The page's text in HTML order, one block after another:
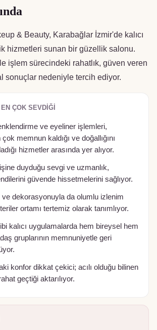
& Beauty, Karabağlar İzmir'de kalıcı
hizmetleri sunan bir güzellik salonu.
işlem sürecindeki rahatlık, güven veren
sonuçlar nedeniyle tercih ediyor.
ÇOK SEVDIĞI
ve eyeliner işlemleri,
memnun kaldığı ve doğallığını
hizmetler arasında yer alıyor.
duyduğu sevgi ve uzmanlık,
güvende hissetmelerini sağlıyor.
dekorasyonuyla da olumlu izlenim
ortamı tertemiz olarak tanımlıyor.
kalıcı uygulamalarda hem bireysel hem
gruplarının memnuniyetle geri
konfor dikkat çekici; acılı olduğu bilinen
geçtiği aktarılıyor.